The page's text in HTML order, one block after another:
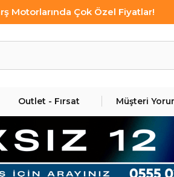
Motorlarında Çok Özel Fiyatlar!
Outlet - Fırsat Müşteri